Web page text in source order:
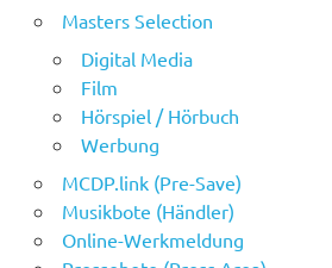
Masters Selection
Digital Media
Film
Hörspiel / Hörbuch
Werbung
MCDP.link (Pre-Save)
Musikbote (Händler)
Online-Werkmeldung